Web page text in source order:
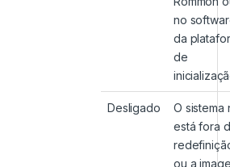
no
da
de
Desligado
O sistema
está fora
ou a